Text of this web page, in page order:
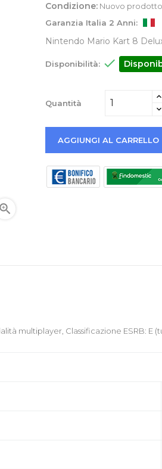

Condizione: Nuovo prodotto
Garanzia Italia 2 Anni:
Nintendo Mario Kart 8
Disponibilità: 
Quantità
AGGIUNGI AL CARRELLO
Classificazione ESRB: E